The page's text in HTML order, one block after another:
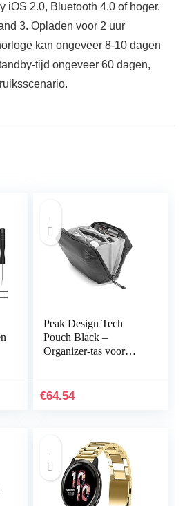
iOS 2.0, Bluetooth 4.0 of hoger.
3. Opladen voor 2 uur
kan ongeveer 8-10 dagen
tijd ongeveer 60 dagen,
Peak Design Tech
Pouch Black –
Organizer-tas voor
€64.54